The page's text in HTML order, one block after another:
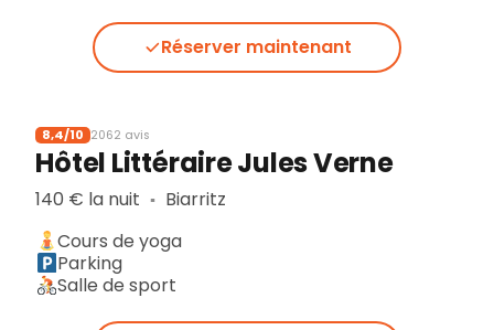
Réserver maintenant
8,4/10 2062 avis
Hôtel Littéraire Jules Verne
140 € la nuit ▪︎ Biarritz
Cours de yoga
Parking
Salle de sport